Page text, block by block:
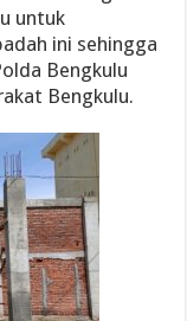
untuk
ini sehingga
Bengkulu
Bengkulu.